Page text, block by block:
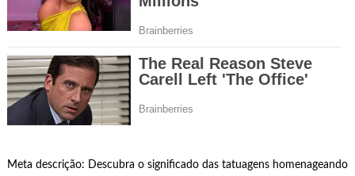
Meta descrição: Descubra o significado das tatuagens homenageando